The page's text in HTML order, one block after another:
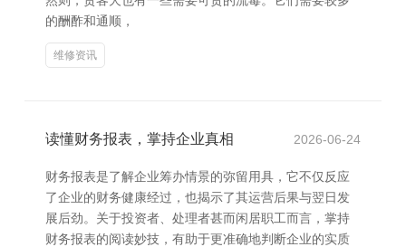
的酬酢和通顺，
维修资讯
读懂财务报表，掌持企业真相 2026-06-24
财务报表是了解企业筹办情景的弥留用具，它不仅反应
了企业的财务健康经过，也揭示了其运营后果与翌日发
展后劲。关于投资者、处理者甚而闲居职工而言，掌持
财务报表的阅读妙技，有助于更准确地判断企业的实质